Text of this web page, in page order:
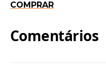
COMPRAR